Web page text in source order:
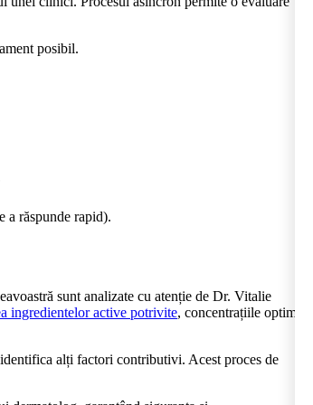
posibil.
a răspunde rapid).
sunt analizate cu atenție de Dr. Vitalie
ingredientelor active potrivite, concentrațiile optime
alți factori contributivi. Acest proces de